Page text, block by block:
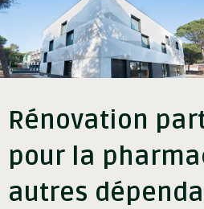
Rénovation
pour la
autres